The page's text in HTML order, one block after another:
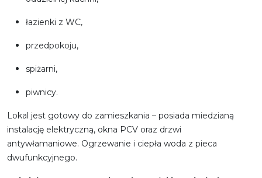
łazienki z WC,
przedpokoju,
spiżarni,
piwnicy.
Lokal jest gotowy do zamieszkania – posiada miedzianą
instalację elektryczną, okna PCV oraz drzwi
antywłamaniowe. Ogrzewanie i ciepła woda z pieca
dwufunkcyjnego.